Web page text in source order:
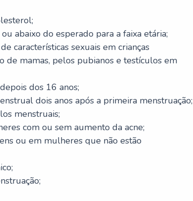
abaixo do esperado para a faixa etária;
características sexuais em crianças
de mamas, pelos pubianos e testículos em
dos 16 anos;
dois anos após a primeira menstruação;
menstruais;
com ou sem aumento da acne;
ou em mulheres que não estão